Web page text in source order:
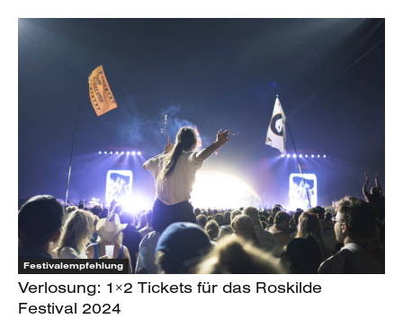
Festivalempfehlung
Verlosung: 1×2 Tickets für das Roskilde
Festival 2024